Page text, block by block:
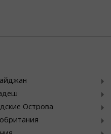
Острова